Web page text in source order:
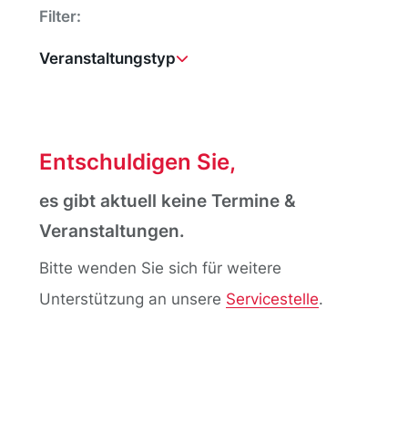
Filter:
Veranstaltungstyp
EUROPEANA-TREFFEN INFOSTAND
PODIUMSDISKUSSION THINK-TANK-TREFFEN
Entschuldigen Sie,
es gibt aktuell keine Termine &
Veranstaltungen.
Bitte wenden Sie sich für weitere
Unterstützung an unsere Servicestelle.